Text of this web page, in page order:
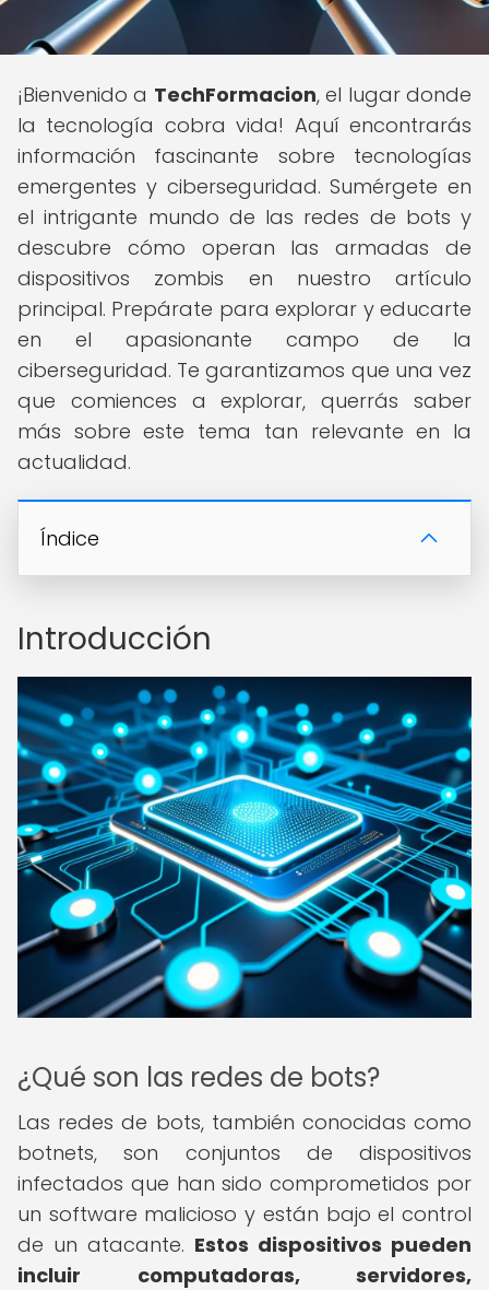
¡Bienvenido a TechFormacion, el lugar donde
la tecnología cobra vida! Aquí encontrarás
información fascinante sobre tecnologías
emergentes y ciberseguridad. Sumérgete en
el intrigante mundo de las redes de bots y
descubre cómo operan las armadas de
dispositivos zombis en nuestro artículo
principal. Prepárate para explorar y educarte
en el apasionante campo de la
ciberseguridad. Te garantizamos que una vez
que comiences a explorar, querrás saber
más sobre este tema tan relevante en la
actualidad.
Índice
Introducción
¿Qué son las redes de bots?
Las redes de bots, también conocidas como
botnets, son conjuntos de dispositivos
infectados que han sido comprometidos por
un software malicioso y están bajo el control
de un atacante. Estos dispositivos pueden
incluir computadoras, servidores,